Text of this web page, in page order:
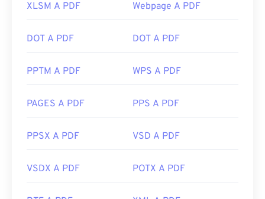
XLSM A PDF Webpage A PDF
DOT A PDF DOT A PDF
PPTM A PDF WPS A PDF
PAGES A PDF PPS A PDF
PPSX A PDF VSD A PDF
VSDX A PDF POTX A PDF